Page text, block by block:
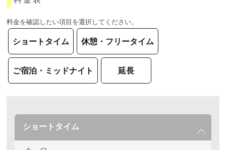
料金を確認したい項目を選択してください。
ショートタイム 休憩・フリータイム
ご宿泊・ミッドナイト 延長
ショートタイム